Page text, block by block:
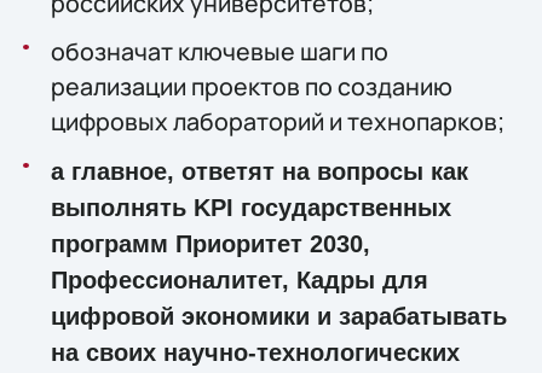
обозначат ключевые шаги по
реализации проектов по созданию
цифровых лабораторий и технопарков;
а главное, ответят на вопросы как
выполнять KPI государственных
программ Приоритет 2030,
Профессионалитет, Кадры для
цифровой экономики и зарабатывать
на своих научно-технологических